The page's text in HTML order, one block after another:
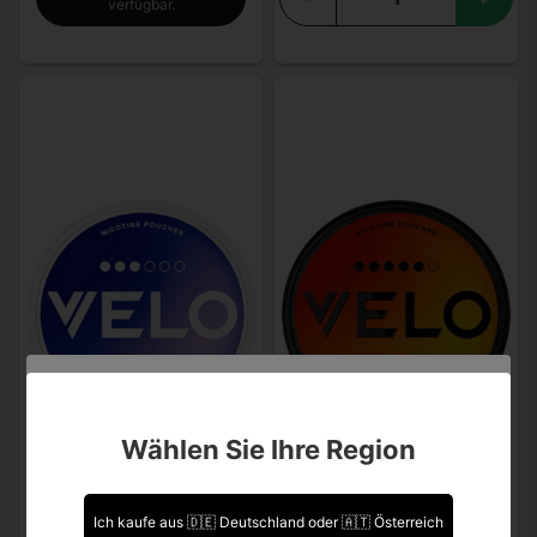
verfügbar.
Sind Sie über 18 Jahre alt?
Leider können Sie Ihre Daten nicht selbst ändern.
Wählen Sie Ihre Region
Ich kaufe aus 🇩🇪 Deutschland oder 🇦🇹 Österreich